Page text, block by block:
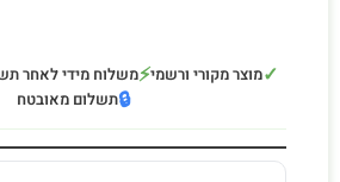
✓מוצר מקורי ורשמי⚡משלוח מידי לאחר
🔒תשלום מאובטח